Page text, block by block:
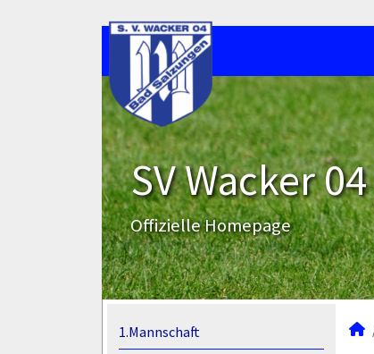
SV Wacker
Offizielle Homepage
1.Mannschaft